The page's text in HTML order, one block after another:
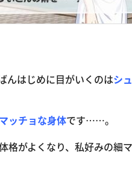
んはじめに目がいくのはシ
ッチョな身体です……。
格がよくなり、私好みの細